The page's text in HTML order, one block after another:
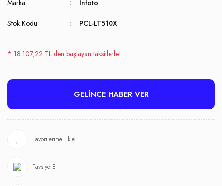
Marka İnfoto
Stok Kodu PCL-LT510X
* 18.107,22 TL den başlayan taksitlerle!
GELİNCE HABER VER
Tavsiye Et